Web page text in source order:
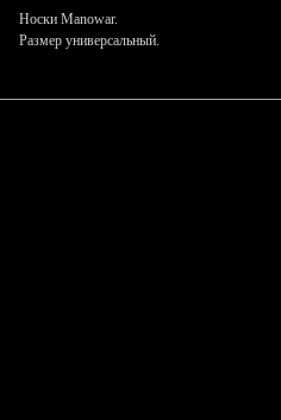
Носки Manowar.
Размер универсальный.